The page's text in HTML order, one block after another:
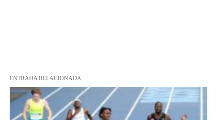
ENTRADA RELACIONADA